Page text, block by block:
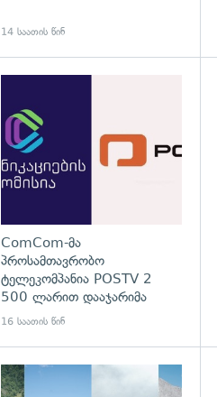
14 საათის წინ
ComCom-მა
პროსამთავრობო
ტელეკომპანია POSTV 2
500 ლარით დააჯარიმა
16 საათის წინ